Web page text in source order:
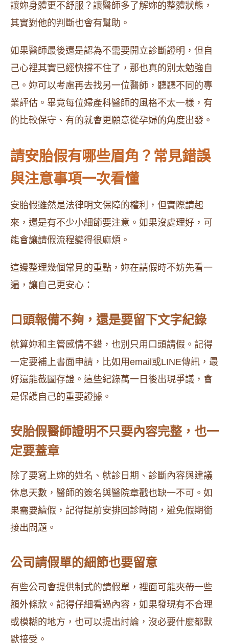
讓妳身體更不舒服？讓醫師多了解妳的整體狀態，
其實對他的判斷也會有幫助。
如果醫師最後還是認為不需要開立診斷證明，但自
己心裡其實已經快撐不住了，那也真的別太勉強自
己。妳可以考慮再去找另一位醫師，聽聽不同的專
業評估。畢竟每位婦產科醫師的風格不太一樣，有
的比較保守、有的就會更願意從孕婦的角度出發。
請安胎假有哪些眉角？常見錯誤
與注意事項一次看懂
安胎假雖然是法律明文保障的權利，但實際請起
來，還是有不少小細節要注意。如果沒處理好，可
能會讓請假流程變得很麻煩。
這邊整理幾個常見的重點，妳在請假時不妨先看一
遍，讓自己更安心：
口頭報備不夠，還是要留下文字紀錄
就算妳和主管感情不錯，也別只用口頭請假。記得
一定要補上書面申請，比如用email或LINE傳訊，最
好還能截圖存證。這些紀錄萬一日後出現爭議，會
是保護自己的重要證據。
安胎假醫師證明不只要內容完整，也一
定要蓋章
除了要寫上妳的姓名、就診日期、診斷內容與建議
休息天數，醫師的簽名與醫院章戳也缺一不可。如
果需要續假，記得提前安排回診時間，避免假期銜
接出問題。
公司請假單的細節也要留意
有些公司會提供制式的請假單，裡面可能夾帶一些
額外條款。記得仔細看過內容，如果發現有不合理
或模糊的地方，也可以提出討論，沒必要什麼都默
默接受。